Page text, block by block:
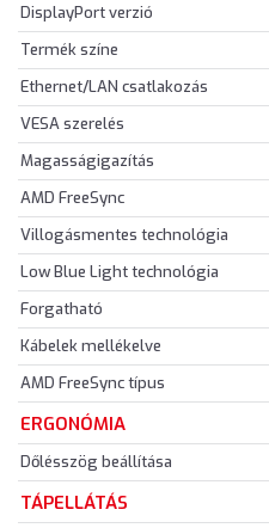
DisplayPort verzió
Termék színe
Ethernet/LAN csatlakozás
VESA szerelés
Magasságigazítás
AMD FreeSync
Villogásmentes technológia
Low Blue Light technológia
Forgatható
Kábelek mellékelve
AMD FreeSync típus
ERGONÓMIA
Dőlésszög beállítása
TÁPELLÁTÁS